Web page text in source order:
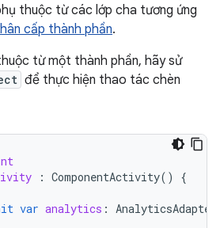
thuộc từ các lớp cha tương ứng
cấp thành phần.
từ một thành phần, hãy sử
để thực hiện thao tác chèn
: ComponentActivity() {
var analytics : AnalyticsAdapter